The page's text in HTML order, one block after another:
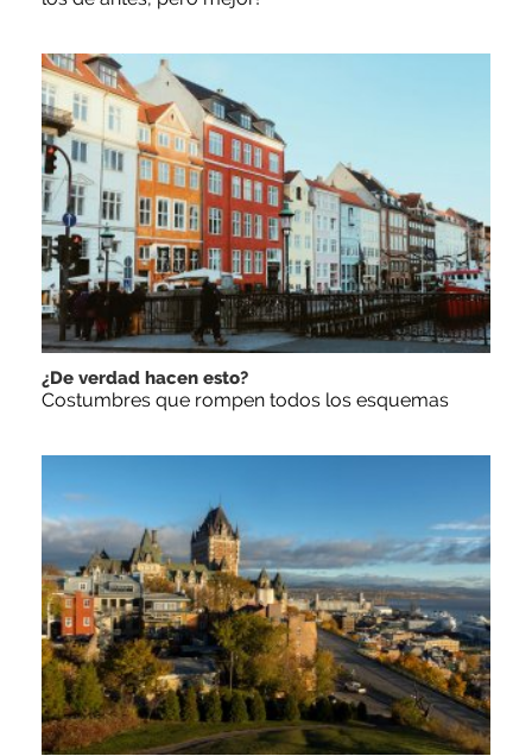
¿De verdad hacen esto?
Costumbres que rompen todos los esquemas